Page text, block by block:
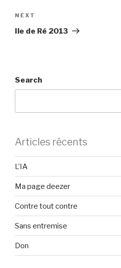
Next
Post
NEXT
Ile de Ré 2013
Search
Articles récents
L’IA
Ma page deezer
Contre tout contre
Sans entremise
Don